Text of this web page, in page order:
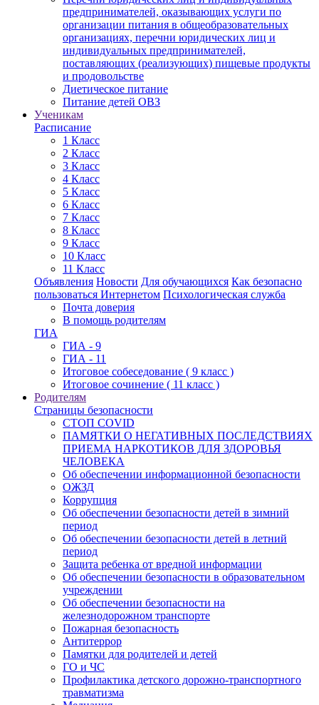
предпринимателей, оказывающих услуги по
организации питания в общеобразовательных
организациях, перечни юридических лиц и
индивидуальных предпринимателей,
поставляющих (реализующих) пищевые продукты
и продовольстве
Диетическое питание
Питание детей ОВЗ
Ученикам
Расписание
1 Класс
2 Класс
3 Класс
4 Класс
5 Класс
6 Класс
7 Класс
8 Класс
9 Класс
10 Класс
11 Класс
Объявления Новости Для обучающихся Как безопасно
пользоваться Интернетом Психологическая служба
Почта доверия
В помощь родителям
ГИА
ГИА - 9
ГИА - 11
Итоговое собеседование ( 9 класс )
Итоговое сочинение ( 11 класс )
Родителям
Страницы безопасности
СТОП COVID
ПАМЯТКИ О НЕГАТИВНЫХ ПОСЛЕДСТВИЯХ
ПРИЕМА НАРКОТИКОВ ДЛЯ ЗДОРОВЬЯ
ЧЕЛОВЕКА
Об обеспечении информационной безопасности
ОЖЗД
Коррупция
Об обеспечении безопасности детей в зимний
период
Об обеспечении безопасности детей в летний
период
Защита ребенка от вредной информации
Об обеспечении безопасности в образовательном
учреждении
Об обеспечении безопасности на
железнодорожном транспорте
Пожарная безопасность
Антитеррор
Памятки для родителей и детей
ГО и ЧС
Профилактика детского дорожно-транспортного
травматизма